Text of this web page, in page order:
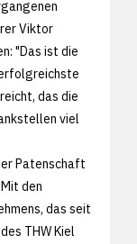
Viktor
"Das ist die
das die
viel
Patenschaft
den
das seit
THW Kiel